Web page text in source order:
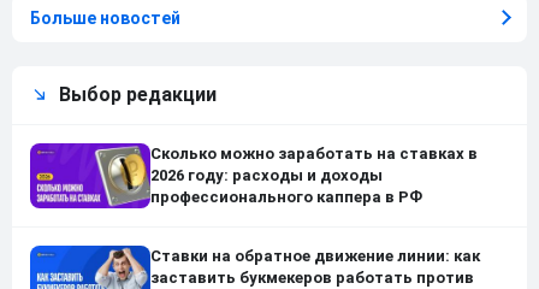
Больше новостей
Выбор редакции
Сколько можно заработать на ставках в
2026 году: расходы и доходы
профессионального каппера в РФ
Ставки на обратное движение линии: как
заставить букмекеров работать против